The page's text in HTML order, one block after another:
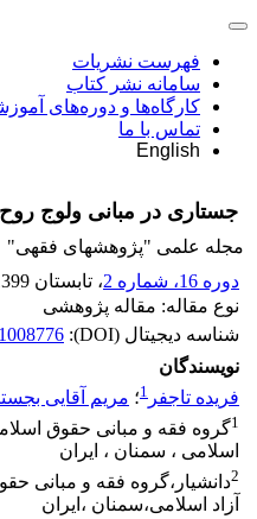
فهرست نشریات
سامانه نشر کتاب
کارگاه‌ها و دوره‌های
تماس با ما
English
جستاری در مبانی ولوج
مجله علمی "پژوهشهای فقهی"
دوره 16، شماره 2
، تابستان 1399
نوع مقاله: مقاله پژوهشی
شناسه دیجیتال (DOI):
نویسندگان
فریده تاجفر 1؛ مریم آقایی
1گروه فقه و مبانی حقوق
اسلامی ، سمنان ، ایران
2دانشیار،گروه فقه و مبانی
آزاد اسلامی،سمنان ،ایران